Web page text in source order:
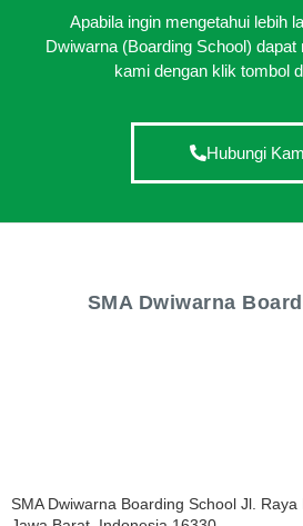
Apabila ingin mengetahui lebih
Dwiwarna (Boarding School) dapat
kami dengan klik tombol
Hubungi
SMA Dwiwarna
SMA Dwiwarna Boarding School Jl. Raya